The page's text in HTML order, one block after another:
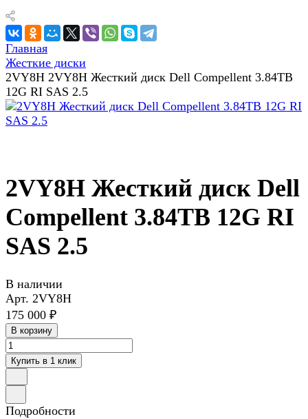
Главная
Жесткие диски
2VY8H 2VY8H Жесткий диск Dell Compellent 3.84TB
12G RI SAS 2.5
2VY8H Жесткий диск Dell
Compellent 3.84TB 12G RI
SAS 2.5
В наличии
Арт. 2VY8H
175 000 ₽
В корзину
Купить в 1 клик
Подробности